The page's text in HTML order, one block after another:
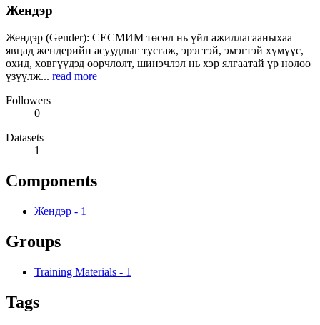
Жендэр
Жендэр (Gender): СЕСМИМ төсөл нь үйл ажиллагааныхаа
явцад жендерийн асуудлыг тусгаж, эрэгтэй, эмэгтэй хүмүүс,
охид, хөвгүүдэд өөрчлөлт, шинэчлэл нь хэр ялгаатай үр нөлөө
үзүүлж... read more
Followers
0
Datasets
1
Components
Жендэр - 1
Groups
Training Materials - 1
Tags